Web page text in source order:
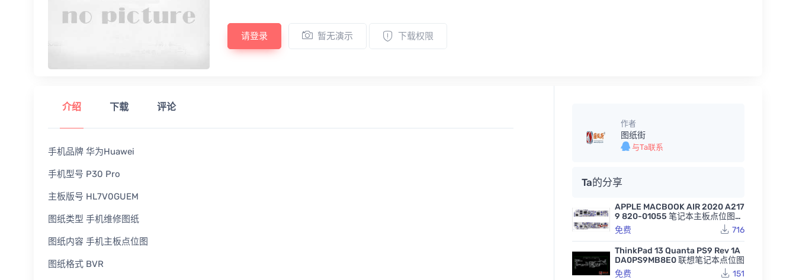
请登录 暂无演示 下载权限
介绍 下载 评论
手机品牌 华为Huawei
手机型号 P30 Pro
主板版号 HL7V0GUEM
图纸类型 手机维修图纸
图纸内容 手机主板点位图
图纸格式 BVR
作者
图纸街
与Ta联系
Ta的分享
APPLE MACBOOK AIR 2020 A217
9 820-01055 笔记本主板点位图B
VR
免费 716
ThinkPad 13 Quanta PS9 Rev 1A
DA0PS9MB8E0 联想笔记本点位图
免费
151